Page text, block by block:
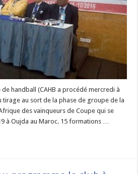
handball (CAHB a procédé mercredi à
tirage au sort de la phase de groupe de la
des vainqueurs de Coupe qui se
à Oujda au Maroc. 15 formations …